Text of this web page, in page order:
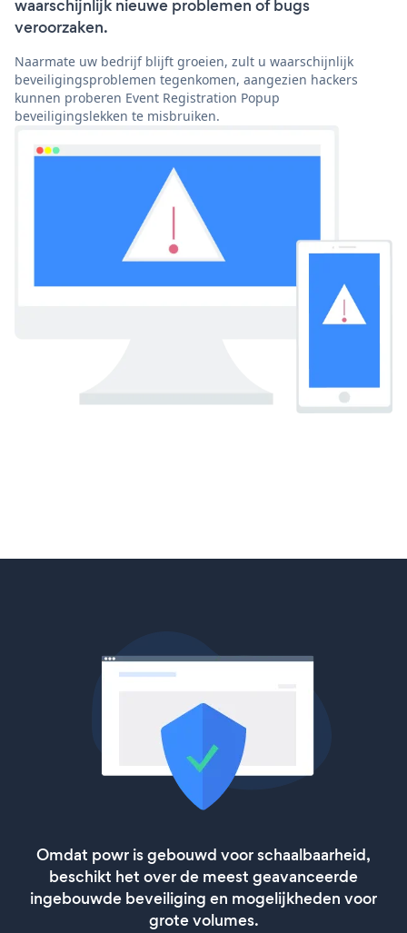
waarschijnlijk nieuwe problemen of bugs
veroorzaken.
Naarmate uw bedrijf blijft groeien, zult u waarschijnlijk
beveiligingsproblemen tegenkomen, aangezien hackers
kunnen proberen Event Registration Popup
beveiligingslekken te misbruiken.
Omdat powr is gebouwd voor schaalbaarheid,
beschikt het over de meest geavanceerde
ingebouwde beveiliging en mogelijkheden voor
grote volumes.